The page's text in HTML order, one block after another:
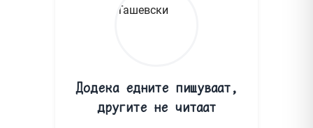
Додека едните пишуваат,
другите не читаат